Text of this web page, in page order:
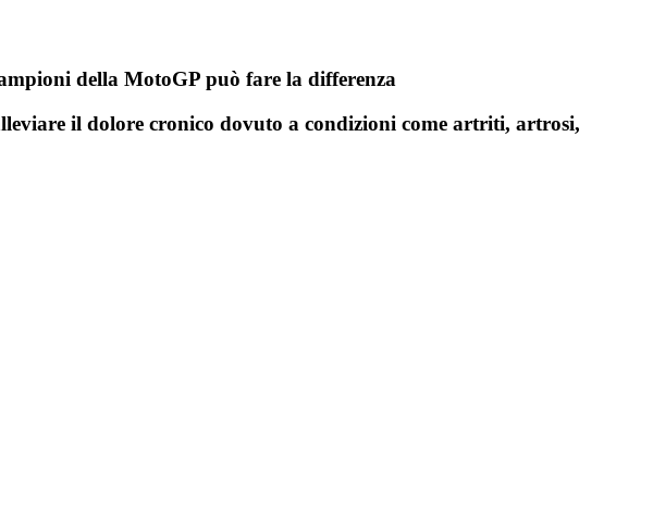
della MotoGP può fare la differenza
il dolore cronico dovuto a condizioni come artriti, artrosi,